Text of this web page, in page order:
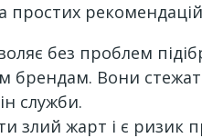
простих
без проблем
брендам. Вони
служби.
злий жарт і є ризик